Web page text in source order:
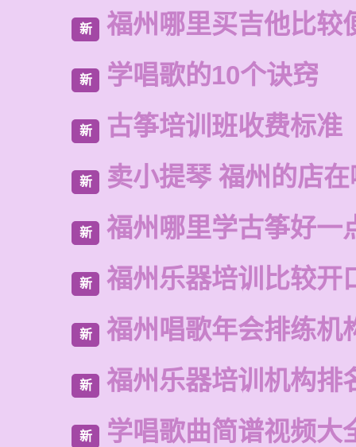
新 福州哪里买吉他比较
新 学唱歌的10个诀窍
新 古筝培训班收费标准
新 卖小提琴 福州的店
新 福州哪里学古筝好一
新 福州乐器培训比较开
新 福州唱歌年会排练机
新 福州乐器培训机构排
新 学唱歌曲简谱视频大